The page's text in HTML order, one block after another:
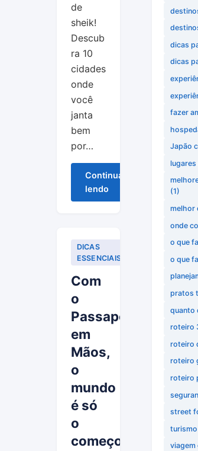
de
sheik!
Descub
ra 10
cidades
onde
você
janta
bem
por…
Continuar
lendo
DICAS
ESSENCIAIS
Com
o
Passaporte
em
Mãos,
o
mundo
é só
o
começo!
dicas
dicas
fazer
Japão
lugares
(1)
melhor
onde
o que
o que
pratos
quanto
roteiro
roteiro
roteiro
roteiro
street
turismo
viagem